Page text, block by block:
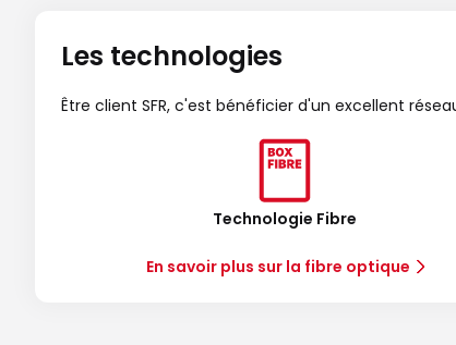
Les technologies
Être client SFR, c'est bénéficier d'un excellent
Technologie Fibre
En savoir plus sur la fibre optique